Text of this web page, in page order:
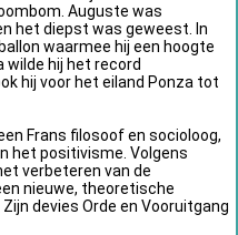
Auguste was
het diepst was geweest. In
waarmee hij een hoogte
wilde hij het record
hij voor het eiland Ponza tot
Frans filosoof en socioloog,
het positivisme. Volgens
verbeteren van de
nieuwe, theoretische
devies Orde en Vooruitgang